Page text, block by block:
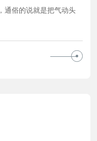
通俗的说就是把气动头